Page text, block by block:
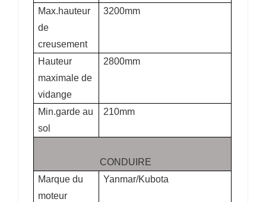
Max.hauteur
de
creusement
3200mm
Hauteur
maximale de
vidange
2800mm
Min.garde au
sol
210mm
CONDUIRE
Marque du
moteur
Yanmar/Kubota